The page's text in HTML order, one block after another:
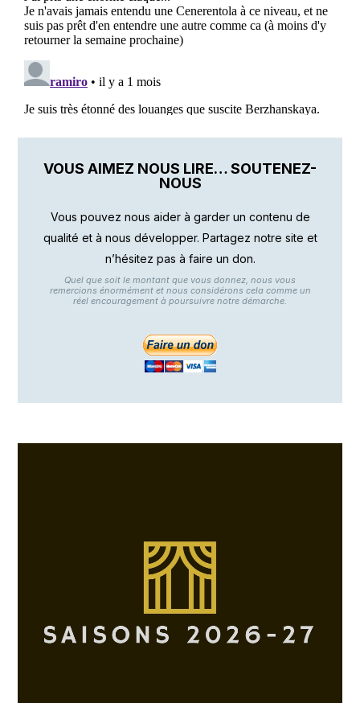
VOUS AIMEZ NOUS LIRE… SOUTENEZ-
NOUS
Vous pouvez nous aider à garder un contenu de
qualité et à nous développer. Partagez notre site et
n’hésitez pas à faire un don.
Quel que soit le montant que vous donnez, nous vous
remercions énormément et nous considérons cela comme un
réel encouragement à poursuivre notre démarche.